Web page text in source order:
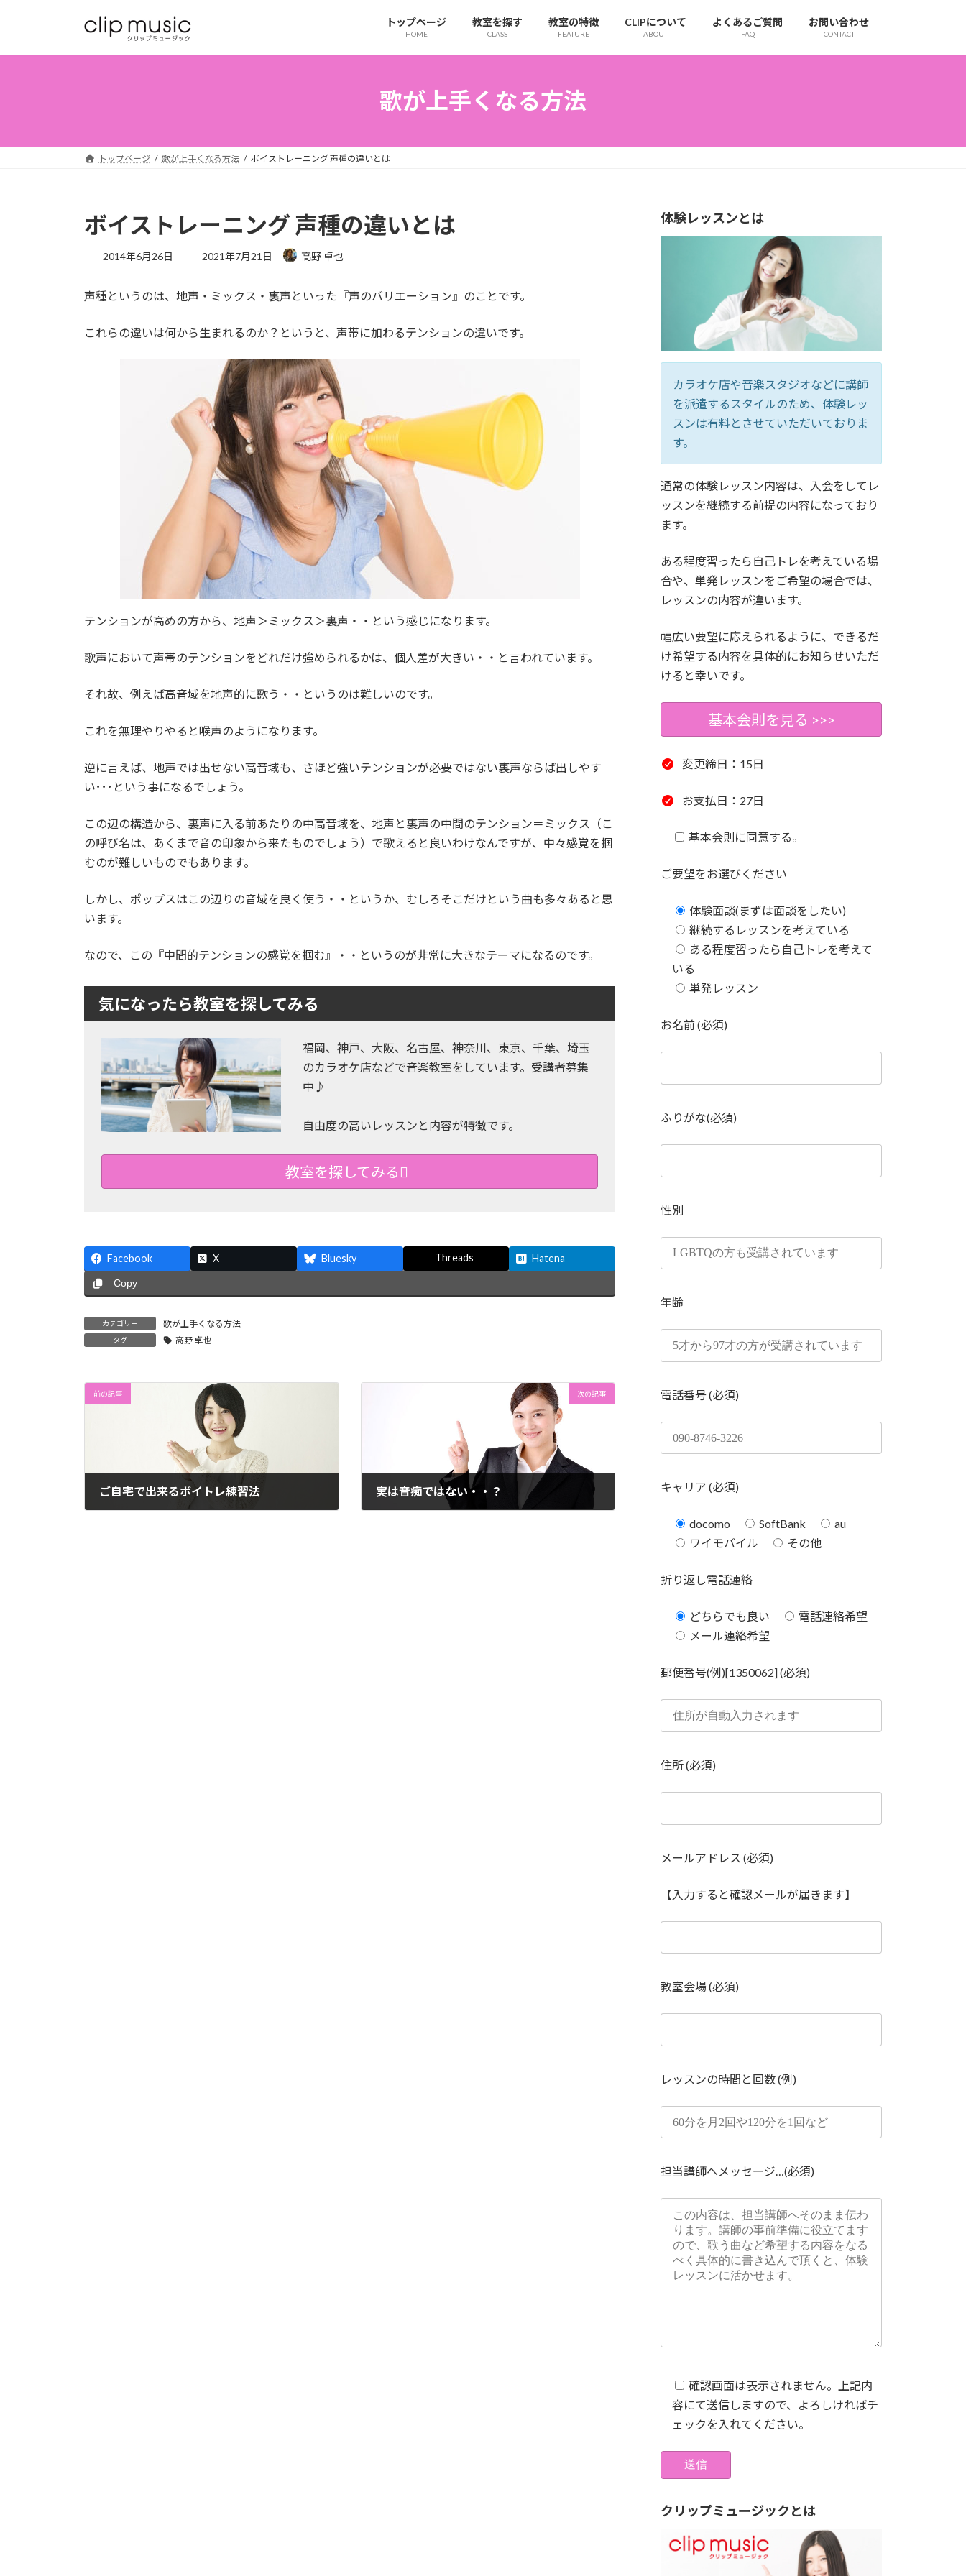
ッ
移
トップページ
HOME
教室を探す
CLASS
教室の特徴
FEATURE
CLIPについて
ABOUT
よくあるご質問
FAQ
お問い合わせ
CONTACT
歌が上手くなる方法
トップページ 歌が上手くなる方法 ボイストレーニング 声種の違いとは
ボイストレーニング 声種の違いとは
2014年6月26日
最
新
時
:
2021年7月21日 高野 卓也
声種というのは、地声・ミックス・裏声といった『声のバリエーション』のことです。
これらの違いは何から生まれるのか？というと、声帯に加わるテンションの違いです。
テンションが高めの方から、地声＞ミックス＞裏声・・という感じになります。
歌声において声帯のテンションをどれだけ強められるかは、個人差が大きい・・と言われています。
それ故、例えば高音域を地声的に歌う・・というのは難しいのです。
これを無理やりやると喉声のようになります。
逆に言えば、地声では出せない高音域も、さほど強いテンションが必要ではない裏声ならば出しやす
い･･･という事になるでしょう。
この辺の構造から、裏声に入る前あたりの中高音域を、地声と裏声の中間のテンション＝ミックス（こ
の呼び名は、あくまで音の印象から来たものでしょう）で歌えると良いわけなんですが、中々感覚を掴
むのが難しいものでもあります。
しかし、ポップスはこの辺りの音域を良く使う・・というか、むしろそこだけという曲も多々あると思
います。
なので、この『中間的テンションの感覚を掴む』・・というのが非常に大きなテーマになるのです。
気になったら教室を探してみる
福岡、神戸、大阪、名古屋、神奈川、東京、千葉、埼玉
のカラオケ店などで音楽教室をしています。受講者募集
中♪
自由度の高いレッスンと内容が特徴です。
教室を探してみる
Facebook X Bluesky Threads Hatena
Copy
カテゴリー 歌が上手くなる方法
タグ 高野 卓也
前の記事
ご自宅で出来るボイトレ練習法
次の記事
実は音痴ではない・・？
体験レッスンとは
カラオケ店や音楽スタジオなどに講師
を派遣するスタイルのため、体験レッ
スンは有料とさせていただいておりま
す。
通常の体験レッスン内容は、入会をしてレ
ッスンを継続する前提の内容になっており
ます。
ある程度習ったら自己トレを考えている場
合や、単発レッスンをご希望の場合では、
レッスンの内容が違います。
幅広い要望に応えられるように、できるだ
け希望する内容を具体的にお知らせいただ
けると幸いです。
基本会則を見る >>>
変更締日：15日
お支払日：27日
基本会則に同意する。
ご要望をお選びください
体験面談(まずは面談をしたい)
継続するレッスンを考えている
ある程度習ったら自己トレを考えて
いる
単発レッスン
お名前 (必須)
ふりがな(必須)
性別
年齢
電話番号 (必須)
キャリア (必須)
docomo SoftBank
au
ワイモバイル
その他
折り返し電話連絡
どちらでも良い
電話連絡希望
メール連絡希望
郵便番号(例)[1350062] (必須)
住所 (必須)
メールアドレス (必須)
【入力すると確認メールが届きます】
教室会場 (必須)
レッスンの時間と回数 (例)
担当講師へメッセージ…(必須)
確認画面は表示されません。上記内
容にて送信しますので、よろしければチ
ェックを入れてください。
クリップミュージックとは